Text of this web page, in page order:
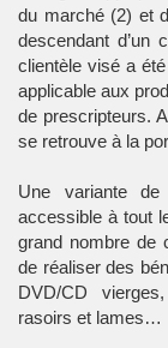
du marché (2) et
descendant
clientèle visé a
applicable aux
de prescripteurs.
se retrouve à la
Une variante
accessible à tout
grand nombre de
de réaliser des
DVD/CD
rasoirs et lames…